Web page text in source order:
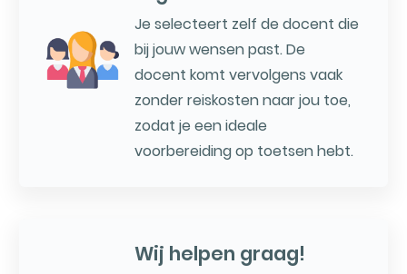
Je selecteert zelf de docent die
bij jouw wensen past. De
docent komt vervolgens vaak
zonder reiskosten naar jou toe,
zodat je een ideale
voorbereiding op toetsen hebt.
Wij helpen graag!